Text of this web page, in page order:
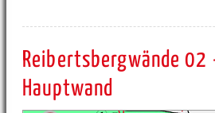
Reibertsbergwände 02
Hauptwand